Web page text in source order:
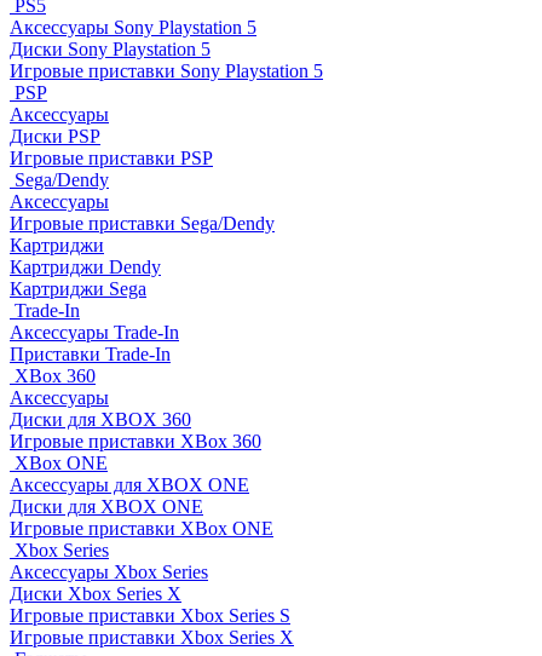
PS5
Аксессуары Sony Playstation 5
Диски Sony Playstation 5
Игровые приставки Sony Playstation 5
PSP
Аксессуары
Диски PSP
Игровые приставки PSP
Sega/Dendy
Аксессуары
Игровые приставки Sega/Dendy
Картриджи
Картриджи Dendy
Картриджи Sega
Trade-In
Аксессуары Trade-In
Приставки Trade-In
XBox 360
Аксессуары
Диски для XBOX 360
Игровые приставки XBox 360
XBox ONE
Аксессуары для XBOX ONE
Диски для XBOX ONE
Игровые приставки XBox ONE
Xbox Series
Аксессуары Xbox Series
Диски Xbox Series X
Игровые приставки Xbox Series S
Игровые приставки Xbox Series X